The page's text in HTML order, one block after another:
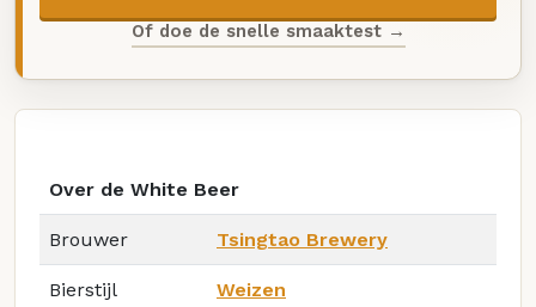
Of doe de snelle smaaktest →
Over de White Beer
Brouwer Tsingtao Brewery
Bierstijl Weizen